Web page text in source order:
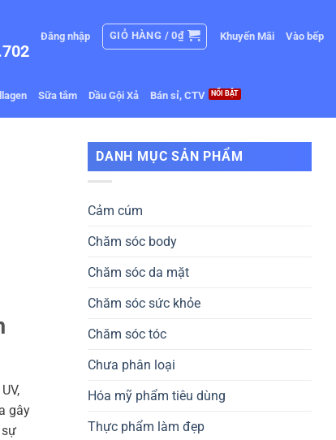
Đăng nhập GIỎ HÀNG /0₫ Khuyến Mãi Vào bếp
Sữa tắm Dầu Gội Xả Bán sỉ, CTV
gây
DANH MỤC SẢN PHẨM
Cảm cúm
Chăm sóc body
Chăm sóc da mặt
Chăm sóc sức khỏe
Chăm sóc tóc
Chưa phân loại
Hóa mỹ phẩm tiêu dùng
Thực phẩm làm đẹp